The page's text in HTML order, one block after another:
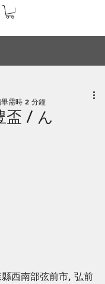
盃 / ん
需時 2 分鐘
西南部弦前市, 弘前